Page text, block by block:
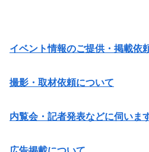
イベント情報のご提供・掲載依
撮影・取材依頼について
内覧会・記者発表などに伺いま